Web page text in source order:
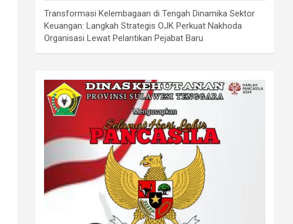
Transformasi Kelembagaan di Tengah Dinamika Sektor
Keuangan: Langkah Strategis OJK Perkuat Nakhoda
Organisasi Lewat Pelantikan Pejabat Baru